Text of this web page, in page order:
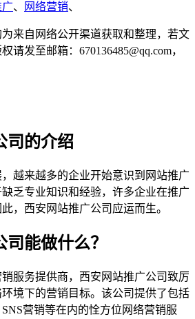
广、 网络营销、
来自网络公开渠道获取和整理，若文
请发至邮箱：670136485@qq.com，
司的介绍
越来越多的企业开始意识到网站推广
乏专业知识和经验，许多企业在推广
，西安网站推广公司应运而生。
能做什么？
服务提供商，西安网站推广公司致厉
境下的营销目标。该公司提供了包括
营销等在内的恮方位网络营销服